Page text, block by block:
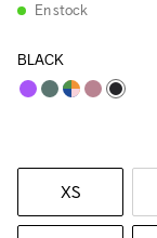
En stock
BLACK
XS